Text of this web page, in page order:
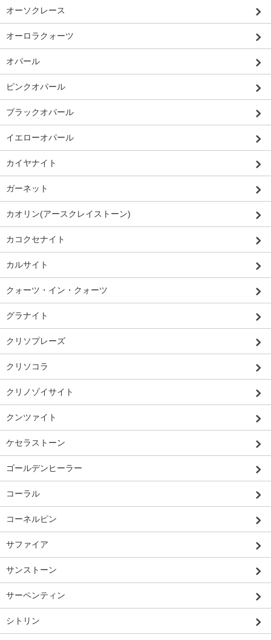
オーソクレース
オーロラクォーツ
オパール
ピンクオパール
ブラックオパール
イエローオパール
カイヤナイト
ガーネット
カオリン(アースクレイストーン)
カコクセナイト
カルサイト
クォーツ・イン・クォーツ
グラナイト
クリソプレーズ
クリソコラ
クリノゾイサイト
クンツァイト
ケセラストーン
ゴールデンヒーラー
コーラル
コーネルピン
サファイア
サンストーン
サーペンティン
シトリン